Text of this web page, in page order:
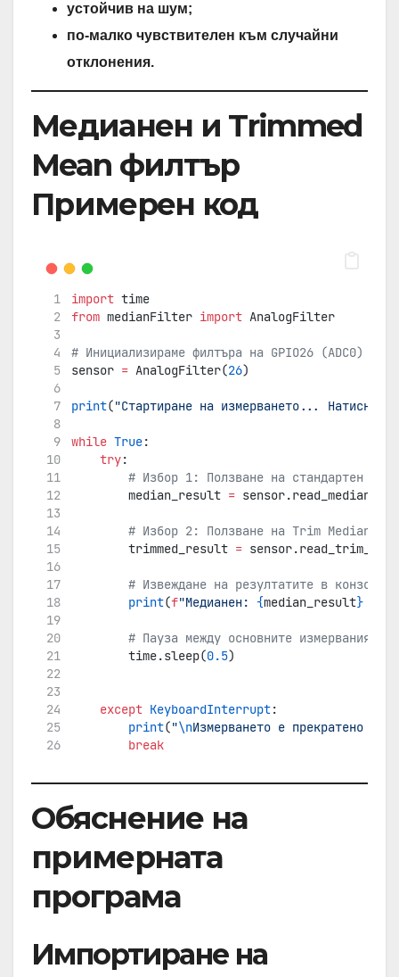
устойчив на шум;
по-малко чувствителен към случайни
отклонения.
Медианен и Trimmed
Mean филтър
Примерен код
import time
from medianFilter import AnalogFilter
# Инициализираме филтъра на GPIO26 (ADC0)
sensor = AnalogFilter(26)
print("Стартиране на измерването...
while True:
try:
# Избор 1: Ползване на стандартен
        median_result
= sensor.read_median()
# Избор 2: Ползване на Trim Median
        trimmed_result
=
# Извеждане на резултатите в конзолата
print(f"Медианен: {median_result} |
# Пауза между основните измервания
        time.sleep(
0.5)
except KeyboardInterrupt:
print("\nИзмерването е прекратено от
break
Обяснение на
примерната
програма
Импортиране на